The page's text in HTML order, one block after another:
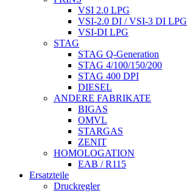
VSI 2.0 LPG
VSI-2.0 DI / VSI-3 DI LPG
VSI-DI LPG
STAG
STAG Q-Generation
STAG 4/100/150/200
STAG 400 DPI
DIESEL
ANDERE FABRIKATE
BIGAS
OMVL
STARGAS
ZENIT
HOMOLOGATION
EAB / R115
Ersatzteile
Druckregler